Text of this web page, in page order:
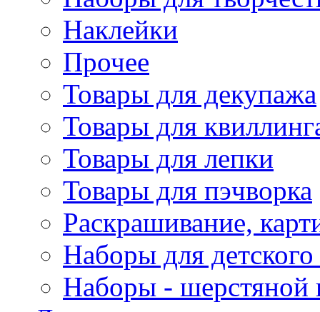
Наклейки
Прочее
Товары для декупажа
Товары для
Товары для лепки
Товары для пэчворка
Раскрашивание,
Наборы для
Наборы - шерстяной